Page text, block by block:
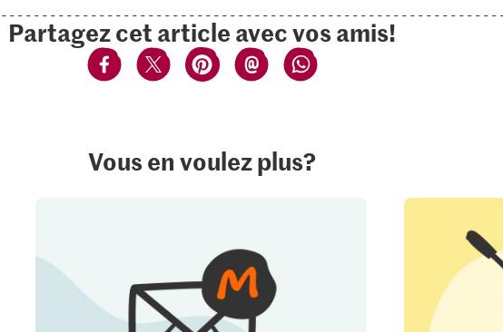
Partagez cet article avec vos amis!
Vous en voulez plus?